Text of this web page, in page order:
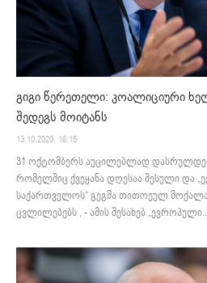
გიგი წერეთელი: კოალიციური
შედეგს მოიტანს
13.10.2020. 16:15
31 ოქტომბერს აუცილებლად
რომელშიც ქვეყანა დღესაა შესული და
საქართველოს“ გეგმა თითოეულ
ცვლილებებს , - ამის შესახებ